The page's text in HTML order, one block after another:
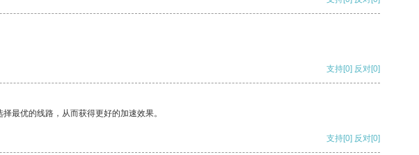
支持[0] 反对[0]
最优的线路，从而获得更好的加速效果。
支持[0] 反对[0]